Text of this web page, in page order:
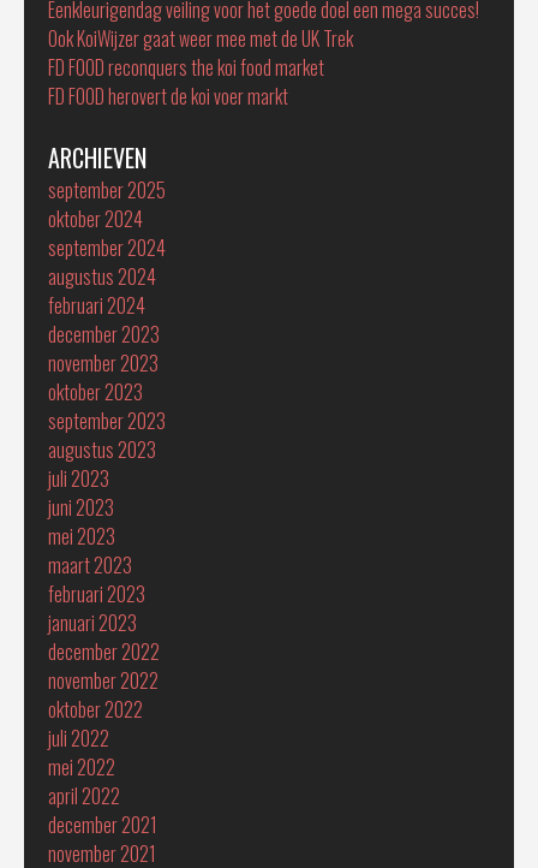
Eenkleurigendag veiling voor het goede doel een mega succes!
Ook KoiWijzer gaat weer mee met de UK Trek
FD FOOD reconquers the koi food market
FD FOOD herovert de koi voer markt
ARCHIEVEN
september 2025
oktober 2024
september 2024
augustus 2024
februari 2024
december 2023
november 2023
oktober 2023
september 2023
augustus 2023
juli 2023
juni 2023
mei 2023
maart 2023
februari 2023
januari 2023
december 2022
november 2022
oktober 2022
juli 2022
mei 2022
april 2022
december 2021
november 2021